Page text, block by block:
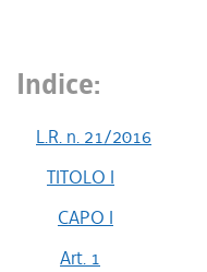
Indice:
L.R. n. 21/2016
TITOLO I
CAPO I
Art. 1